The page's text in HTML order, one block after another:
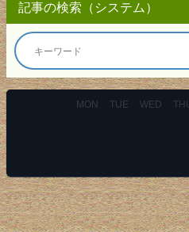
記事の検索（システム）
MON TUE WED THU